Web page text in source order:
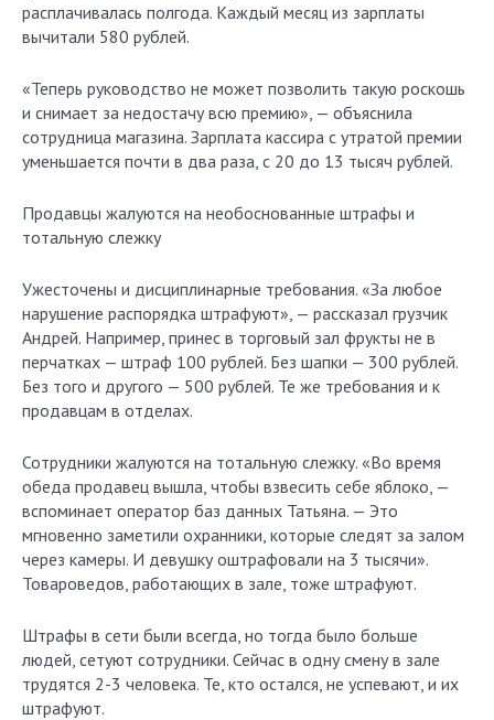
расплачивалась полгода. Каждый месяц из зарплаты
вычитали 580 рублей.
«Теперь руководство не может позволить такую роскошь
и снимает за недостачу всю премию», — объяснила
сотрудница магазина. Зарплата кассира с утратой премии
уменьшается почти в два раза, с 20 до 13 тысяч рублей.
Продавцы жалуются на необоснованные штрафы и
тотальную слежку
Ужесточены и дисциплинарные требования. «За любое
нарушение распорядка штрафуют», — рассказал грузчик
Андрей. Например, принес в торговый зал фрукты не в
перчатках — штраф 100 рублей. Без шапки — 300 рублей.
Без того и другого — 500 рублей. Те же требования и к
продавцам в отделах.
Сотрудники жалуются на тотальную слежку. «Во время
обеда продавец вышла, чтобы взвесить себе яблоко, —
вспоминает оператор баз данных Татьяна. — Это
мгновенно заметили охранники, которые следят за залом
через камеры. И девушку оштрафовали на 3 тысячи».
Товароведов, работающих в зале, тоже штрафуют.
Штрафы в сети были всегда, но тогда было больше
людей, сетуют сотрудники. Сейчас в одну смену в зале
трудятся 2-3 человека. Те, кто остался, не успевают, и их
штрафуют.